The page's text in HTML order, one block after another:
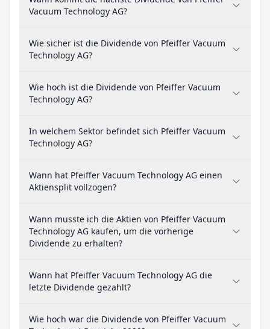
Vacuum Technology AG?
Wie sicher ist die Dividende von Pfeiffer Vacuum
Technology AG?
Wie hoch ist die Dividende von Pfeiffer Vacuum
Technology AG?
In welchem Sektor befindet sich Pfeiffer Vacuum
Technology AG?
Wann hat Pfeiffer Vacuum Technology AG einen
Aktiensplit vollzogen?
Wann musste ich die Aktien von Pfeiffer Vacuum
Technology AG kaufen, um die vorherige
Dividende zu erhalten?
Wann hat Pfeiffer Vacuum Technology AG die
letzte Dividende gezahlt?
Wie hoch war die Dividende von Pfeiffer Vacuum